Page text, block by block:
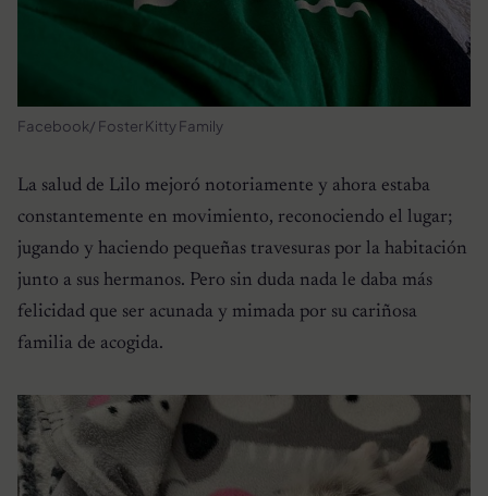
Facebook/ Foster Kitty Family
La salud de Lilo mejoró notoriamente y ahora estaba
constantemente en movimiento, reconociendo el lugar;
jugando y haciendo pequeñas travesuras por la habitación
junto a sus hermanos. Pero sin duda nada le daba más
felicidad que ser acunada y mimada por su cariñosa
familia de acogida.